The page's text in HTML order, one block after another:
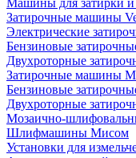
Машины для затирки
Затирочные машины
Электрические
Бензиновые
Двухроторные
Затирочные машины
Бензиновые
Двухроторные
Мозаично-
Шлифмашины Мисом
Установки для